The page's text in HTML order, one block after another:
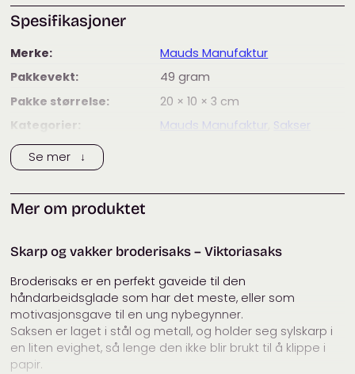
Spesifikasjoner
Merke:
Mauds Manufaktur
Pakkevekt:
49 gram
Pakke størrelse:
20 × 10 × 3 cm
Kategorier:
Mauds Manufaktur Sakser
Se mer ↓
Mer om produktet
Skarp og vakker broderisaks – Viktoriasaks
Broderisaks er en perfekt gaveide til den
håndarbeidsglade som har det meste, eller som
motivasjonsgave til en ung nybegynner.
Saksen er laget i stål og metall, og holder seg sylskarp i
en liten evighet, så lenge den ikke blir brukt til å klippe i
papir.